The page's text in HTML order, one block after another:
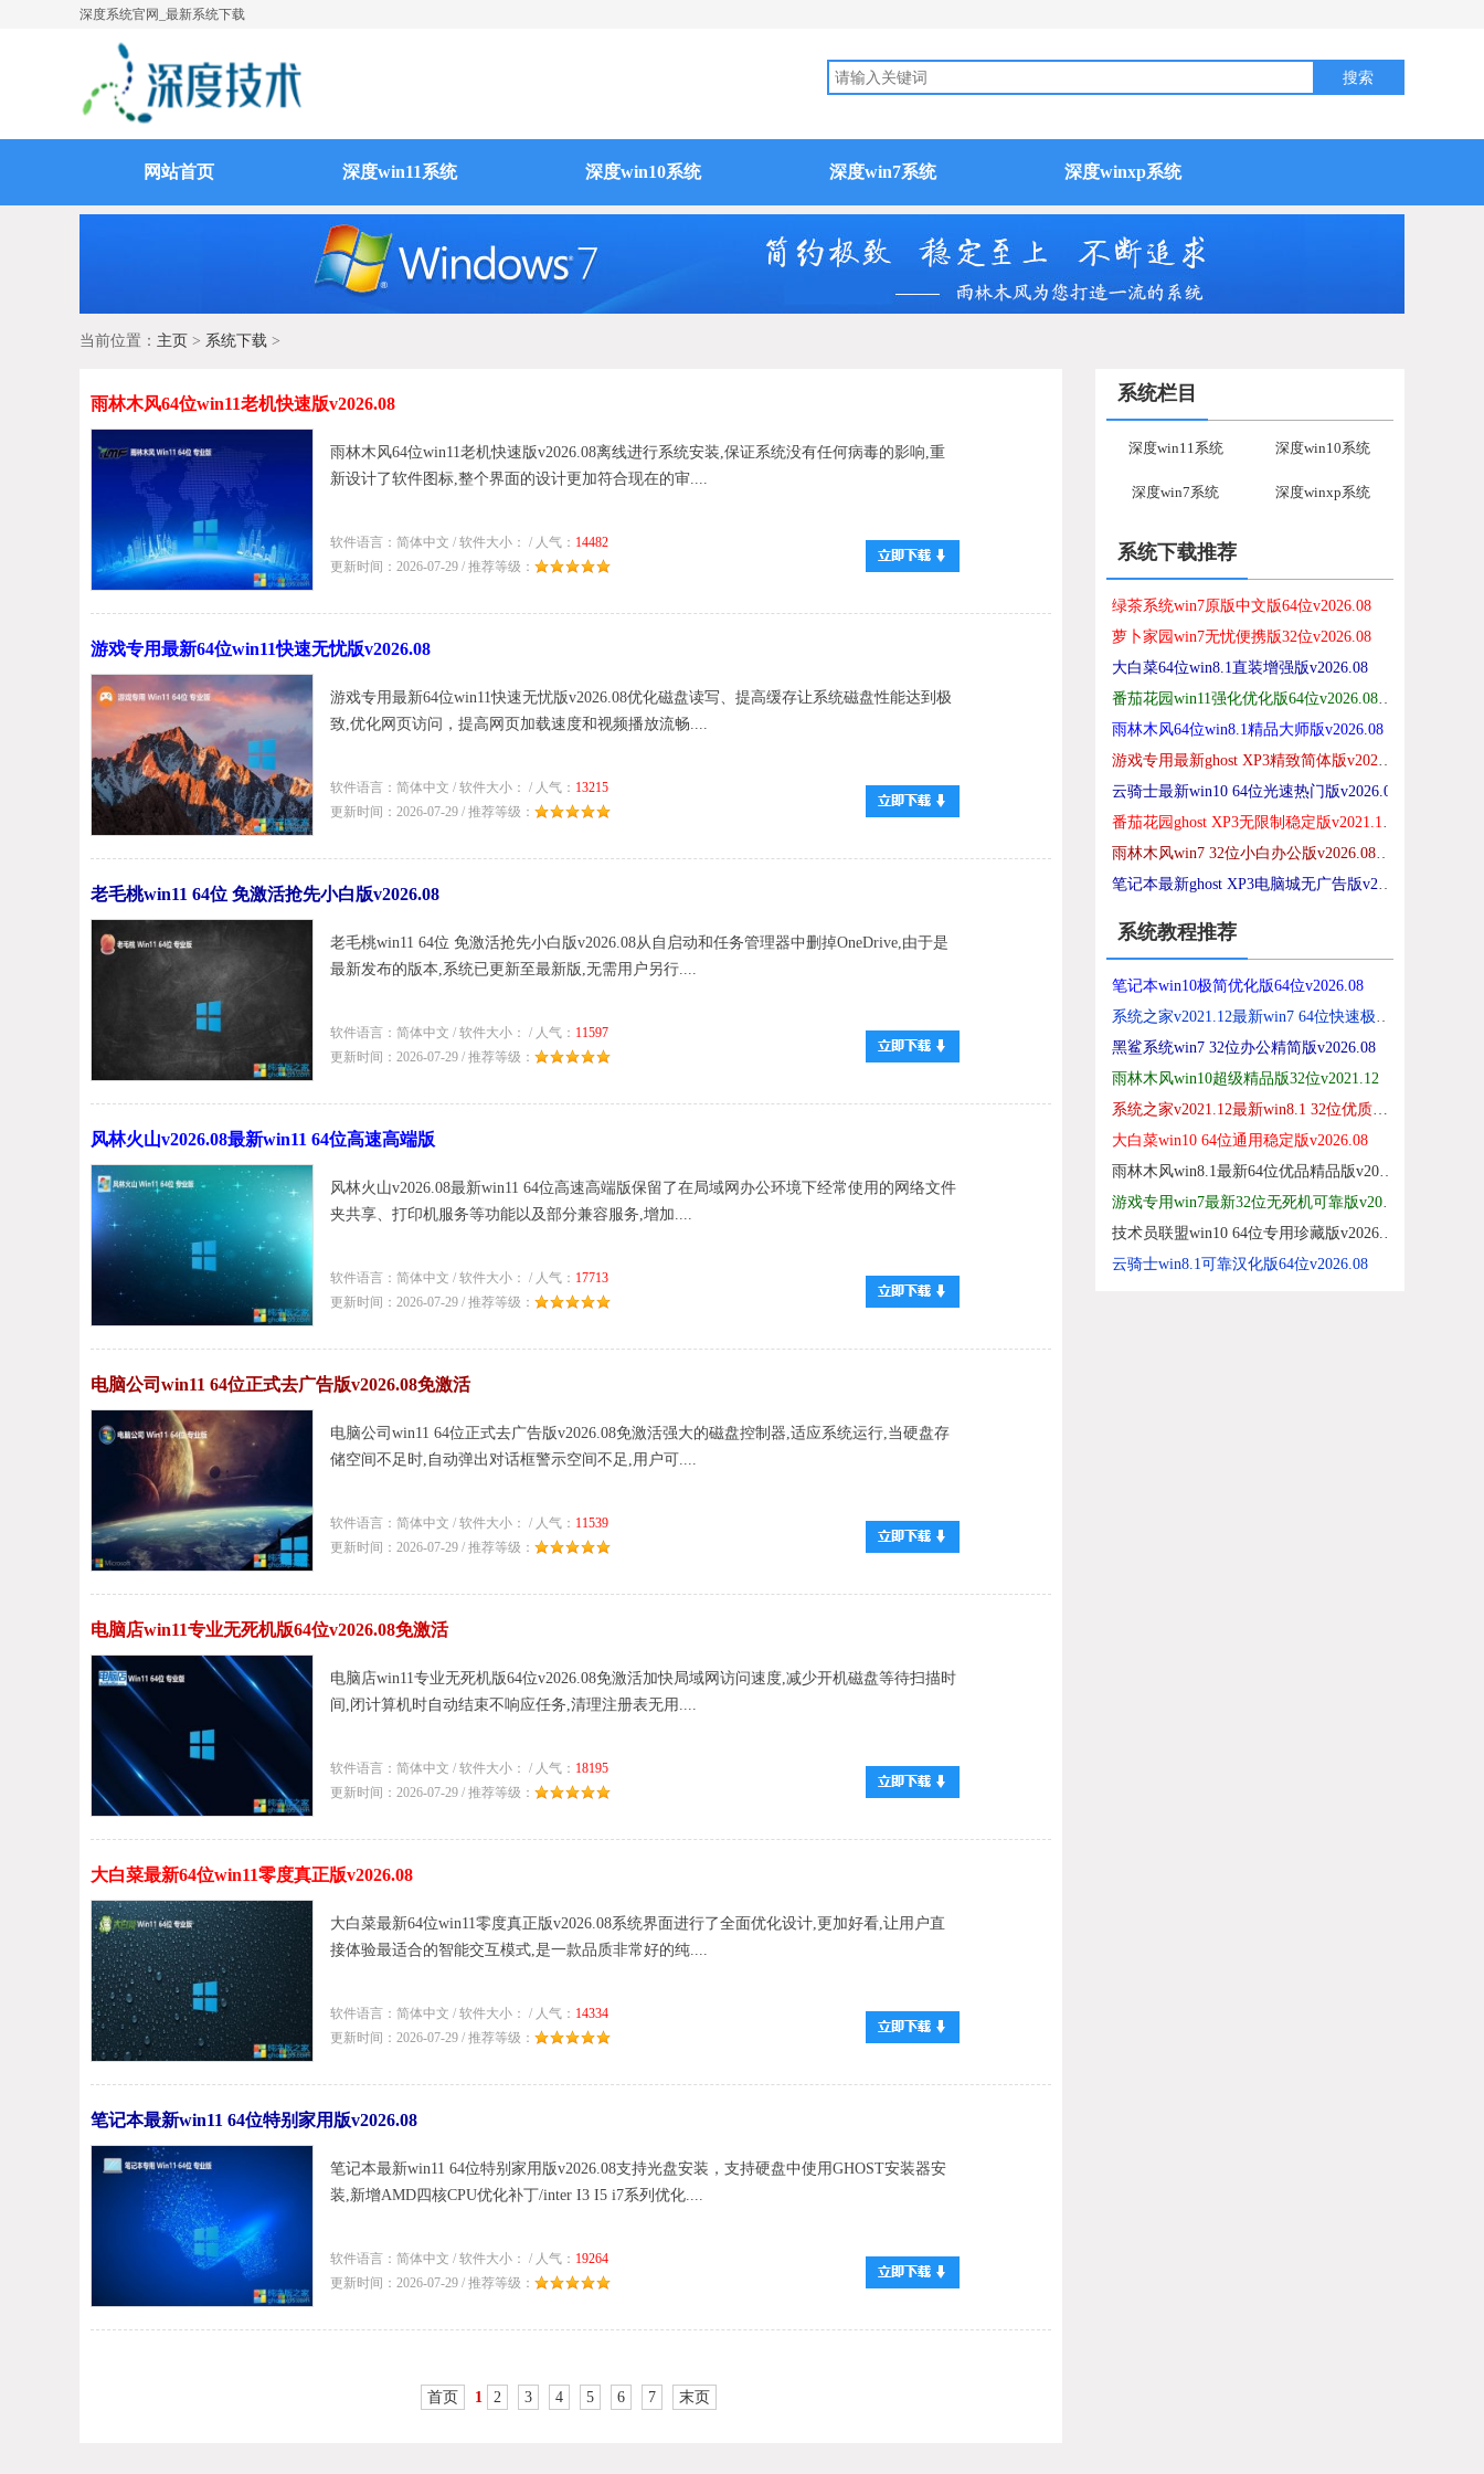
深度系统官网_最新系统下载
网站首页 深度win11系统 深度win10系统 深度win7系统 深度winxp系统
当前位置： 主页 > 系统下载 >
雨林木风64位win11老机快速版v2026.08
雨林木风64位win11老机快速版v2026.08离线进行系统安装,保证系统没有任何病毒的影响,重
新设计了软件图标,整个界面的设计更加符合现在的审....
软件语言：简体中文 / 软件大小： / 人气： 14482
更新时间：2026-07-29 / 推荐等级：
游戏专用最新64位win11快速无忧版v2026.08
游戏专用最新64位win11快速无忧版v2026.08优化磁盘读写、提高缓存让系统磁盘性能达到极
致,优化网页访问，提高网页加载速度和视频播放流畅....
软件语言：简体中文 / 软件大小： / 人气： 13215
更新时间：2026-07-29 / 推荐等级：
老毛桃win11 64位 免激活抢先小白版v2026.08
老毛桃win11 64位 免激活抢先小白版v2026.08从自启动和任务管理器中删掉OneDrive,由于是
最新发布的版本,系统已更新至最新版,无需用户另行....
软件语言：简体中文 / 软件大小： / 人气： 11597
更新时间：2026-07-29 / 推荐等级：
风林火山v2026.08最新win11 64位高速高端版
风林火山v2026.08最新win11 64位高速高端版保留了在局域网办公环境下经常使用的网络文件
夹共享、打印机服务等功能以及部分兼容服务,增加....
软件语言：简体中文 / 软件大小： / 人气： 17713
更新时间：2026-07-29 / 推荐等级：
电脑公司win11 64位正式去广告版v2026.08免激活
电脑公司win11 64位正式去广告版v2026.08免激活强大的磁盘控制器,适应系统运行,当硬盘存
储空间不足时,自动弹出对话框警示空间不足,用户可....
软件语言：简体中文 / 软件大小： / 人气： 11539
更新时间：2026-07-29 / 推荐等级：
电脑店win11专业无死机版64位v2026.08免激活
电脑店win11专业无死机版64位v2026.08免激活加快局域网访问速度,减少开机磁盘等待扫描时
间,闭计算机时自动结束不响应任务,清理注册表无用....
软件语言：简体中文 / 软件大小： / 人气： 18195
更新时间：2026-07-29 / 推荐等级：
大白菜最新64位win11零度真正版v2026.08
大白菜最新64位win11零度真正版v2026.08系统界面进行了全面优化设计,更加好看,让用户直
接体验最适合的智能交互模式,是一款品质非常好的纯....
软件语言：简体中文 / 软件大小： / 人气： 14334
更新时间：2026-07-29 / 推荐等级：
笔记本最新win11 64位特别家用版v2026.08
笔记本最新win11 64位特别家用版v2026.08支持光盘安装，支持硬盘中使用GHOST安装器安
装,新增AMD四核CPU优化补丁/inter I3 I5 i7系列优化....
软件语言：简体中文 / 软件大小： / 人气： 19264
更新时间：2026-07-29 / 推荐等级：
首页 1 2 3 4 5 6 7 末页
系统栏目
深度win11系统 深度win10系统
深度win7系统 深度winxp系统
系统下载推荐
绿茶系统win7原版中文版64位v2026.08
萝卜家园win7无忧便携版32位v2026.08
大白菜64位win8.1直装增强版v2026.08
番茄花园win11强化优化版64位v2026.08免激活
雨林木风64位win8.1精品大师版v2026.08
游戏专用最新ghost XP3精致简体版v2026.08
云骑士最新win10 64位光速热门版v2026.08
番茄花园ghost XP3无限制稳定版v2021.12免激活
雨林木风win7 32位小白办公版v2026.08免激活
笔记本最新ghost XP3电脑城无广告版v2026.08
系统教程推荐
笔记本win10极简优化版64位v2026.08
系统之家v2021.12最新win7 64位快速极简版
黑鲨系统win7 32位办公精简版v2026.08
雨林木风win10超级精品版32位v2021.12
系统之家v2021.12最新win8.1 32位优质特快版
大白菜win10 64位通用稳定版v2026.08
雨林木风win8.1最新64位优品精品版v2021.12
游戏专用win7最新32位无死机可靠版v2026.08
技术员联盟win10 64位专用珍藏版v2026.08免激活
云骑士win8.1可靠汉化版64位v2026.08